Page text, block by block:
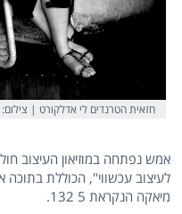
חזאית הטרנדים לי אדלקורט |
אמש נפתחה במוזיאון העיצוב
לעיצוב עכשווי", הכוללת
מיאקה הנקראת 5 132.